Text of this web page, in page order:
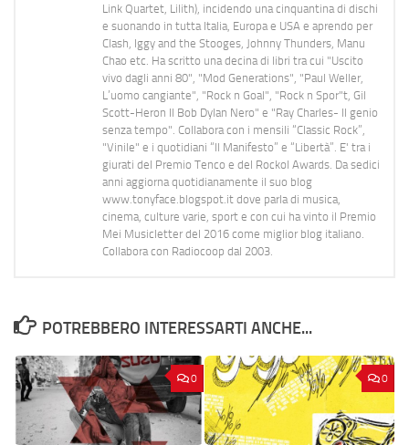
Link Quartet, Lilith), incidendo una cinquantina di dischi
e suonando in tutta Italia, Europa e USA e aprendo per
Clash, Iggy and the Stooges, Johnny Thunders, Manu
Chao etc. Ha scritto una decina di libri tra cui "Uscito
vivo dagli anni 80", "Mod Generations", "Paul Weller,
L’uomo cangiante", "Rock n Goal", "Rock n Spor"t, Gil
Scott-Heron Il Bob Dylan Nero" e "Ray Charles- Il genio
senza tempo". Collabora con i mensili “Classic Rock”,
"Vinile" e i quotidiani “Il Manifesto” e “Libertà”. E' tra i
giurati del Premio Tenco e del Rockol Awards. Da sedici
anni aggiorna quotidianamente il suo blog
www.tonyface.blogspot.it dove parla di musica,
cinema, culture varie, sport e con cui ha vinto il Premio
Mei Musicletter del 2016 come miglior blog italiano.
Collabora con Radiocoop dal 2003.
POTREBBERO INTERESSARTI ANCHE...
0 0